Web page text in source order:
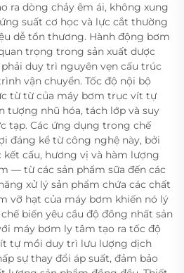
ra dòng chảy êm ái, không xung
suất cơ học và lực cắt thường
dễ tổn thương. Hành động bơm
trọng trong sản xuất dược
duy trì nguyên vẹn cấu trúc
vận chuyển. Tốc độ nội bộ
từ từ của máy bơm trục vít tự
tượng nhũ hóa, tách lớp và suy
tạp. Các ứng dụng trong chế
đáng kể từ công nghệ này, bởi
cấu, hương vị và hàm lượng
— từ các sản phẩm sữa đến các
xử lý sản phẩm chứa các chất
vỡ hạt của máy bơm khiến nó lý
biến yêu cầu độ đồng nhất sản
máy bơm ly tâm tạo ra tốc độ
tự mồi duy trì lưu lượng dịch
sự thay đổi áp suất, đảm bảo